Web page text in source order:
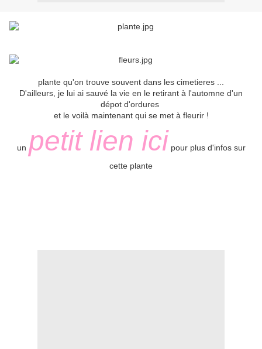
plante qu'on trouve souvent dans les cimetieres ...
D'ailleurs, je lui ai sauvé la vie en le retirant à l'automne d'un
dépot d'ordures
et le voilà maintenant qui se met à fleurir !
un petit lien ici pour plus d'infos sur
cette plante